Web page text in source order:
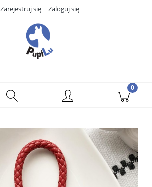
Zarejestruj się Zaloguj się